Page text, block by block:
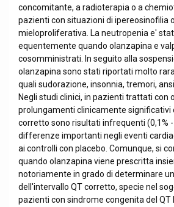
concomitante, a radioterapia o a
pazienti con situazioni di ipereosinofilia
mieloproliferativa. La neutropenia e'
equentemente quando olanzapina e
cosomministrati. In seguito alla
olanzapina sono stati riportati molto
quali sudorazione, insonnia, tremori,
Negli studi clinici, in pazienti trattati con
prolungamenti clinicamente significativi
corretto sono risultati infrequenti (0,1% -
differenze importanti negli eventi
ai controlli con placebo. Comunque, si
quando olanzapina viene prescritta
notoriamente in grado di determinare
dell'intervallo QT corretto, specie nel
pazienti con sindrome congenita del QT